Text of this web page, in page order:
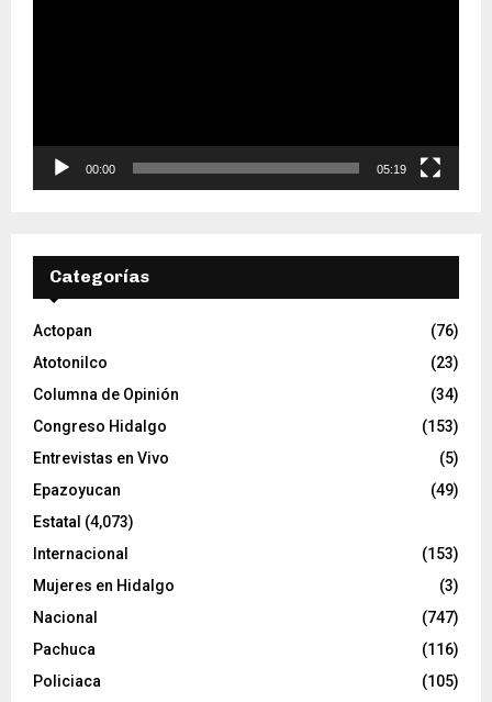
t
r
v
e
o
00:00 05:19
Categorías
Actopan
(76)
Atotonilco
(23)
Columna de Opinión
(34)
Congreso Hidalgo
(153)
Entrevistas en Vivo
(5)
Epazoyucan
(49)
Estatal (4,073)
Internacional
(153)
Mujeres en Hidalgo
(3)
Nacional
(747)
Pachuca
(116)
Policiaca
(105)